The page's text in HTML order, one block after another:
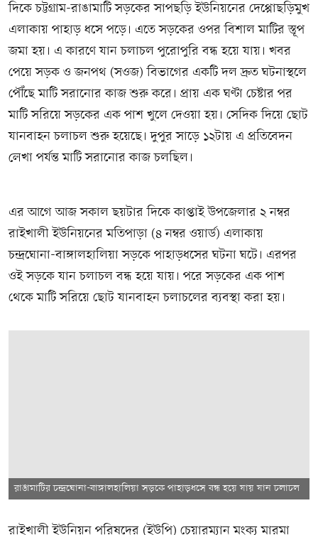
দিকে চট্টগ্রাম-রাঙামাটি সড়কের সাপছড়ি ইউনিয়নের দেপ্পোছড়িমুখ
এলাকায় পাহাড় ধসে পড়ে। এতে সড়কের ওপর বিশাল মাটির স্তূপ
জমা হয়। এ কারণে যান চলাচল পুরোপুরি বন্ধ হয়ে যায়। খবর
পেয়ে সড়ক ও জনপথ (সওজ) বিভাগের একটি দল দ্রুত ঘটনাস্থলে
পৌঁছে মাটি সরানোর কাজ শুরু করে। প্রায় এক ঘণ্টা চেষ্টার পর
মাটি সরিয়ে সড়কের এক পাশ খুলে দেওয়া হয়। সেদিক দিয়ে ছোট
যানবাহন চলাচল শুরু হয়েছে। দুপুর সাড়ে ১২টায় এ প্রতিবেদন
লেখা পর্যন্ত মাটি সরানোর কাজ চলছিল।
এর আগে আজ সকাল ছয়টার দিকে কাপ্তাই উপজেলার ২ নম্বর
রাইখালী ইউনিয়নের মতিপাড়া (৪ নম্বর ওয়ার্ড) এলাকায়
চন্দ্রঘোনা-বাঙ্গালহালিয়া সড়কে পাহাড়ধসের ঘটনা ঘটে। এরপর
ওই সড়কে যান চলাচল বন্ধ হয়ে যায়। পরে সড়কের এক পাশ
থেকে মাটি সরিয়ে ছোট যানবাহন চলাচলের ব্যবস্থা করা হয়।
রাঙামাটির চন্দ্রঘোনা-বাঙ্গালহালিয়া সড়কে পাহাড়ধসে বন্ধ হয়ে যায় যান চলাচল
রাইখালী ইউনিয়ন পরিষদের (ইউপি) চেয়ারম্যান মংক্য মারমা